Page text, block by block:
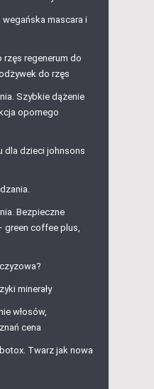
mascara i
rzęs regenerum do
do rzęs
Szybkie dążenie
opornego
dla dzieci johnsons
Bezpieczne
green coffee plus,
minerały
włosów,
cena
Twarz jak nowa